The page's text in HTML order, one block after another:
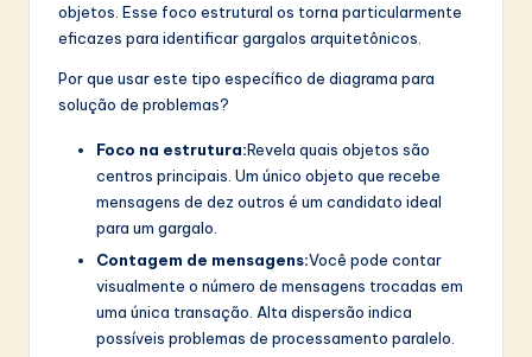
objetos. Esse foco estrutural os torna particularmente
eficazes para identificar gargalos arquitetônicos.
Por que usar este tipo específico de diagrama para
solução de problemas?
Foco na estrutura:Revela quais objetos são
centros principais. Um único objeto que recebe
mensagens de dez outros é um candidato ideal
para um gargalo.
Contagem de mensagens:Você pode contar
visualmente o número de mensagens trocadas em
uma única transação. Alta dispersão indica
possíveis problemas de processamento paralelo.